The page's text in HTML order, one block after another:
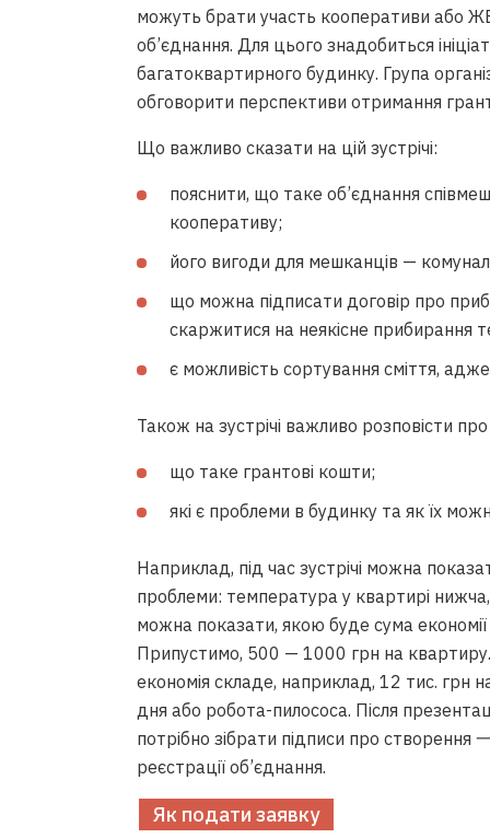
можуть брати участь кооперативи або
об’єднання. Для цього знадобиться
багатоквартирного будинку. Група
обговорити перспективи отримання
Що важливо сказати на цій зустрічі:
пояснити, що таке об’єднання
кооперативу;
його вигоди для мешканців —
що можна підписати договір про
скаржитися на неякісне прибирання
є можливість сортування сміття,
Також на зустрічі важливо розповісти
що таке грантові кошти;
які є проблеми в будинку та як їх
Наприклад, під час зустрічі можна
проблеми: температура у квартирі нижча,
можна показати, якою буде сума
Припустимо, 500 — 1000 грн на
економія складе, наприклад, 12 тис. грн
дня або робота-пилососа. Після
потрібно зібрати підписи про
реєстрації об’єднання.
Як подати заявку